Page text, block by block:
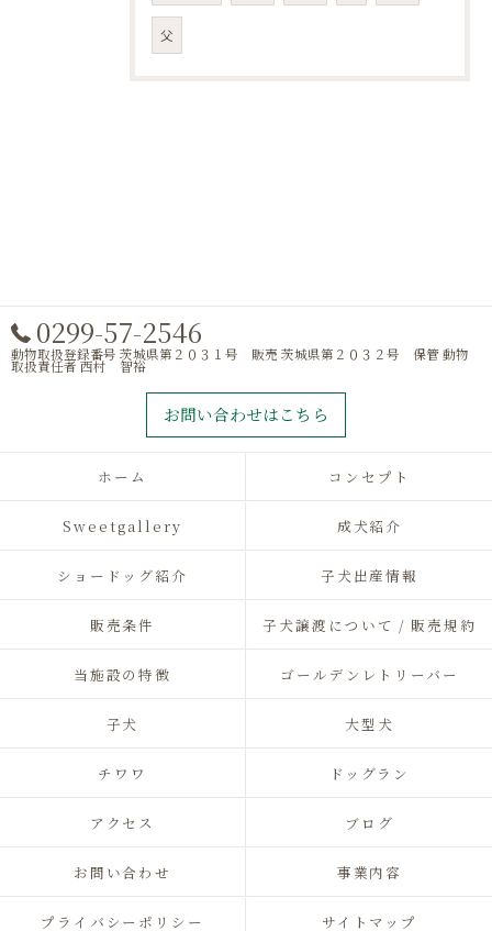
父
0299-57-2546
動物取扱登録番号 茨城県第２０３１号 販売 茨城県第２０３２号 保管 動物
取扱責任者 西村 智裕
お問い合わせはこちら
ホーム コンセプト
Sweetgallery 成犬紹介
ショードッグ紹介 子犬出産情報
販売条件 子犬譲渡について / 販売規約
当施設の特徴 ゴールデンレトリーバー
子犬 大型犬
チワワ ドッグラン
アクセス ブログ
お問い合わせ 事業内容
プライバシーポリシー サイトマップ